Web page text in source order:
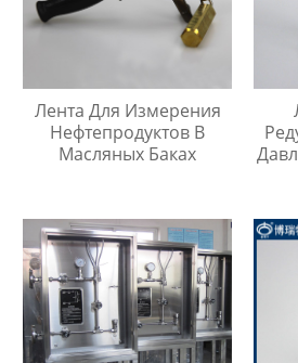
Лента Для Измерения
Нефтепродуктов В
Масляных Баках